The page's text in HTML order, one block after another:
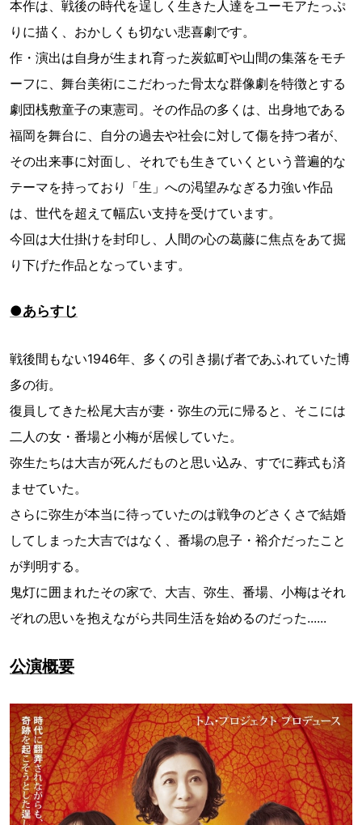
本作は、戦後の時代を逞しく生きた人達をユーモアたっぷ
りに描く、おかしくも切ない悲喜劇です。
作・演出は自身が生まれ育った炭鉱町や山間の集落をモチ
ーフに、舞台美術にこだわった骨太な群像劇を特徴とする
劇団桟敷童子の東憲司。その作品の多くは、出身地である
福岡を舞台に、自分の過去や社会に対して傷を持つ者が、
その出来事に対面し、それでも生きていくという普遍的な
テーマを持っており「生」への渇望みなぎる力強い作品
は、世代を超えて幅広い支持を受けています。
今回は大仕掛けを封印し、人間の心の葛藤に焦点をあて掘
り下げた作品となっています。
●あらすじ
戦後間もない1946年、多くの引き揚げ者であふれていた博
多の街。
復員してきた松尾大吉が妻・弥生の元に帰ると、そこには
二人の女・番場と小梅が居候していた。
弥生たちは大吉が死んだものと思い込み、すでに葬式も済
ませていた。
さらに弥生が本当に待っていたのは戦争のどさくさで結婚
してしまった大吉ではなく、番場の息子・裕介だったこと
が判明する。
⿁灯に囲まれたその家で、大吉、弥生、番場、小梅はそれ
ぞれの思いを抱えながら共同生活を始めるのだった......
公演概要